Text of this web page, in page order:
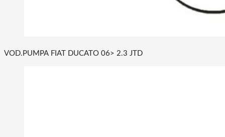
VOD.PUMPA FIAT DUCATO 06> 2.3 JTD